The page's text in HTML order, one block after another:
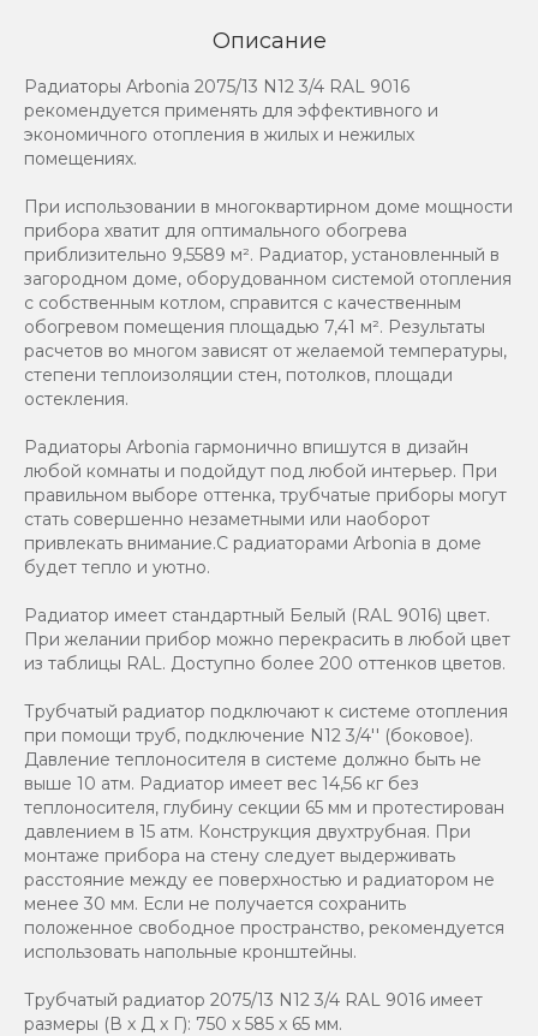
Описание
Радиаторы Arbonia 2075/13 N12 3/4 RAL 9016
рекомендуется применять для эффективного и
экономичного отопления в жилых и нежилых
помещениях.
При использовании в многоквартирном доме мощности
прибора хватит для оптимального обогрева
приблизительно 9,5589 м². Радиатор, установленный в
загородном доме, оборудованном системой отопления
с собственным котлом, справится с качественным
обогревом помещения площадью 7,41 м². Результаты
расчетов во многом зависят от желаемой температуры,
степени теплоизоляции стен, потолков, площади
остекления.
Радиаторы Arbonia гармонично впишутся в дизайн
любой комнаты и подойдут под любой интерьер. При
правильном выборе оттенка, трубчатые приборы могут
стать совершенно незаметными или наоборот
привлекать внимание.С радиаторами Аrbonia в доме
будет тепло и уютно.
Радиатор имеет стандартный Белый (RAL 9016) цвет.
При желании прибор можно перекрасить в любой цвет
из таблицы RAL. Доступно более 200 оттенков цветов.
Трубчатый радиатор подключают к системе отопления
при помощи труб, подключение N12 3/4'' (боковое).
Давление теплоносителя в системе должно быть не
выше 10 атм. Радиатор имеет вес 14,56 кг без
теплоносителя, глубину секции 65 мм и протестирован
давлением в 15 атм. Конструкция двухтрубная. При
монтаже прибора на стену следует выдерживать
расстояние между ее поверхностью и радиатором не
менее 30 мм. Если не получается сохранить
положенное свободное пространство, рекомендуется
использовать напольные кронштейны.
Трубчатый радиатор 2075/13 N12 3/4 RAL 9016 имеет
размеры (В x Д x Г): 750 x 585 x 65 мм.